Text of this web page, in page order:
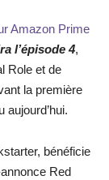
Amazon Prime
l’épisode 4,
Role et de
la première
aujourd’hui.
bénéficie
Red